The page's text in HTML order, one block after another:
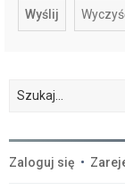
Zaloguj się •